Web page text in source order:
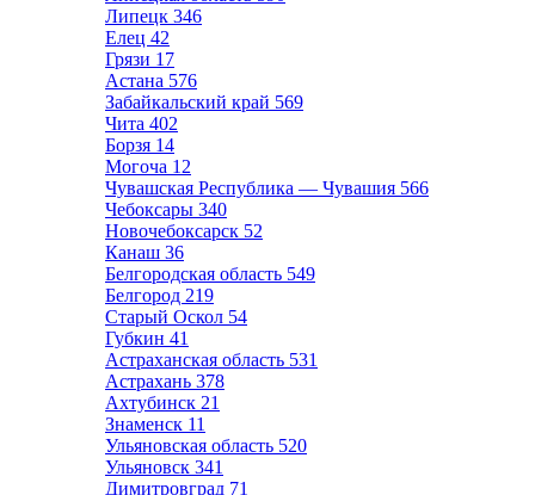
Липецк 346
Елец 42
Грязи 17
Астана 576
Забайкальский край 569
Чита 402
Борзя 14
Могоча 12
Чувашская Республика — Чувашия 566
Чебоксары 340
Новочебоксарск 52
Канаш 36
Белгородская область 549
Белгород 219
Старый Оскол 54
Губкин 41
Астраханская область 531
Астрахань 378
Ахтубинск 21
Знаменск 11
Ульяновская область 520
Ульяновск 341
Димитровград 71